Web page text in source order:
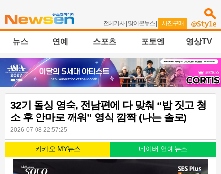
전체기사| 많이본뉴스 | 사진구매
뉴스 연예 스포츠 포토엔 영상TV
32기 돌싱 영숙, 전남편에 다 맞춰 “밥 짓고 청
소 후 안마로 깨워” 영식 깜짝 (나는 솔로)
2026-07-08 22:57:25
카카오 MY뉴스 네이버 연예뉴스